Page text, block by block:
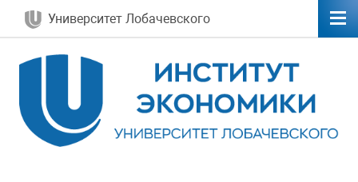
Университет Лобачевского